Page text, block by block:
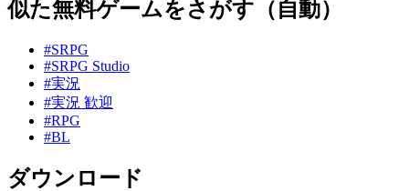
似た無料ゲームをさがす（自動）
#SRPG
#SRPG Studio
#実況
#実況 歓迎
#RPG
#BL
ダウンロード